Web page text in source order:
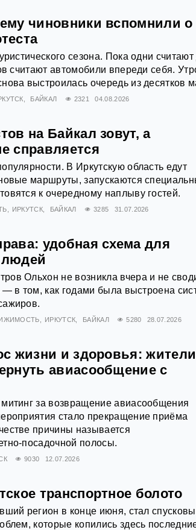
чиновники вспомнили о
сезона. Пока одни считают
считают автомобили впереди себя.
выстроилась очередь из десятков
БАЙКАЛ 2321 04.08.2026
на Байкал зовут, а
справляется
В Иркутскую область едут
маршруты, запускаются
к очередному наплыву гостей.
ИРКУТСК БАЙКАЛ 3285 31.07.2026
удобная схема для
Ольхон не возникла вчера и не
в том, как годами была выстроена
ИРКУТСК БАЙКАЛ 5280 28.07.2026
жизни и здоровья: жители
авиасообщение с
за возвращение авиасообщения
стало прекращение приёма
причины называется
посадочной полосы.
9030 12.07.2026
транспортное болото
регион в конце июня, стал
которые копились здесь